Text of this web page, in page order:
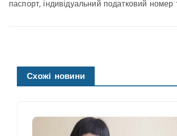
паспорт, індивідуальний податковий
Схожі новини